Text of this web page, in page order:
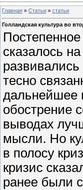
Главная » Статьи » статьи
Голландская культура во
сказалось
тесно
дальнейшее
обострение
выводах
мысли. Но
в полосу
кризис
ранее были